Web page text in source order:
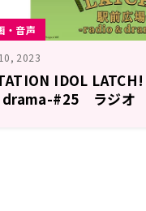
・音声
2023
IDOL
drama-#25 ラジオ